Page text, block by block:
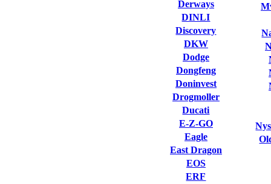
Derways
DINLI
Discovery
DKW
Dodge
Dongfeng
Doninvest
Drogmoller
Ducati
E-Z-GO
Eagle
East Dragon
EOS
ERF